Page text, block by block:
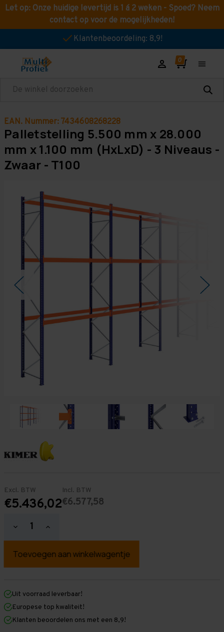
Let op: Onze huidige levertijd is 1 á 2 weken - Spoed? Neem
contact op voor de mogelijkheden!
Klantenbeoordeling: 8,9!
Zoeken
EAN. Nummer: 7434608268228
Palletstelling 5.500 mm x 28.000
mm x 1.100 mm (HxLxD) - 3 Niveaus -
Zwaar - T100
Excl. BTW
€5.436,02
Incl. BTW
€6.577,58
Hoeveelheid
verlagen
Palletstelling
mm
mm
x
1.100
mm
Hoeveelheid
verhogen
Palletstelling
mm
mm
1.100
mm
Uit voorraad leverbaar!
Europese top kwaliteit!
Klanten beoordelen ons met een 8,9!